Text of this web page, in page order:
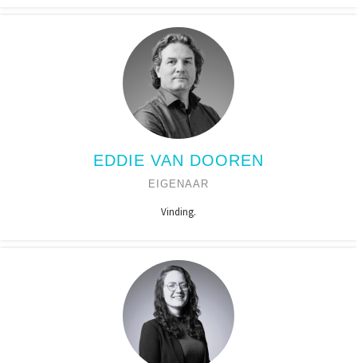
EDDIE VAN DOOREN
EIGENAAR
Vinding.